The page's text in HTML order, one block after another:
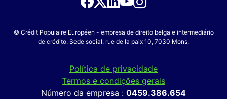
© Crédit Populaire Européen - empresa de direito belga e intermediário
de crédito. Sede social: rue de la paix 10, 7030 Mons.
Política de privacidade
Termos e condições gerais
Número da empresa : 0459.386.654